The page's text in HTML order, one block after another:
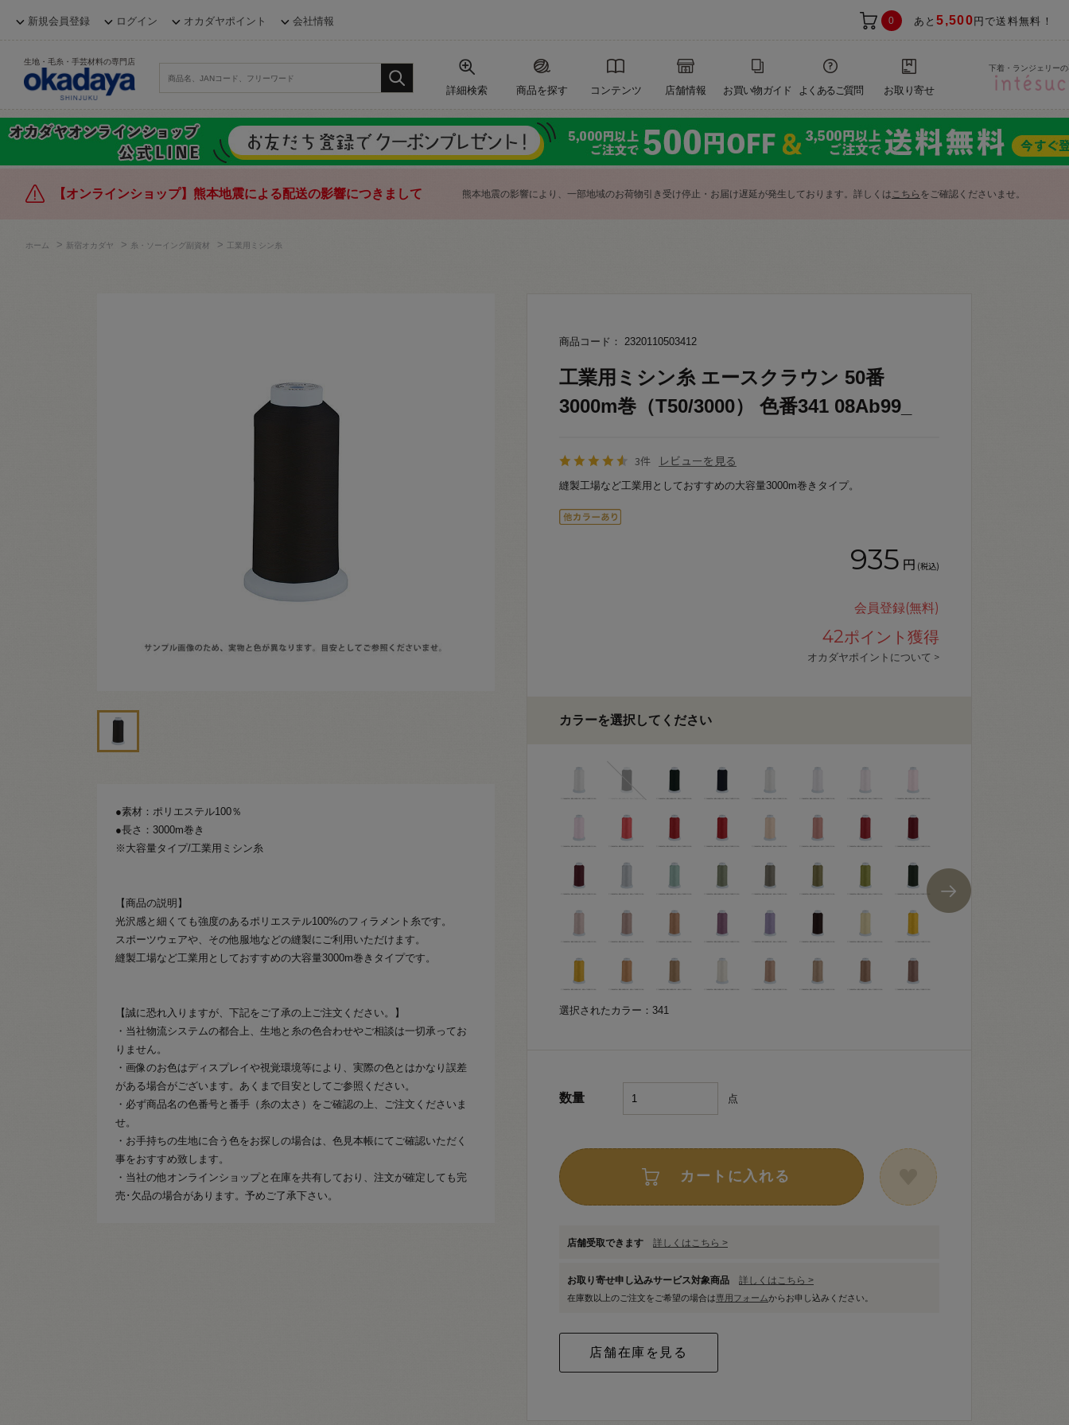
新規会員登録 ログイン オカダヤポイント 会社情報 0 あと5,500 円で送料無料！
生地・毛糸・手芸材料の専門店
詳細検索 商品を探す コンテンツ 店舗情報 お買い物ガイド よくあるご質問 お取り寄せ
下着・ランジェリー
【オンラインショップ】熊本地震による配送の影響につきまして 熊本地震の影響により、一部地域のお荷物引き受け停止・お届け遅延が発生しております。詳しくはこちら をご確認くださいませ。
ホーム > 新宿オカダヤ > 糸・ソーイング副資材 > 工業用ミシン糸
●素材：ポリエステル100％
●長さ：3000m巻き
※大容量タイプ/工業用ミシン糸
【商品の説明】
光沢感と細くても強度のあるポリエステル100%のフィラメント糸です。
スポーツウェアや、その他服地などの縫製にご利用いただけます。
縫製工場など工業用としておすすめの大容量3000m巻きタイプです。
【誠に恐れ入りますが、下記をご了承の上ご注文ください。】
・当社物流システムの都合上、生地と糸の色合わせやご相談は一切承ってお
りません。
・画像のお色はディスプレイや視覚環境等により、実際の色とはかなり誤差
がある場合がございます。あくまで目安としてご参照ください。
・必ず商品名の色番号と番手（糸の太さ）をご確認の上、ご注文くださいま
せ。
・お手持ちの生地に合う色をお探しの場合は、色見本帳にてご確認いただく
事をおすすめ致します。
・当社の他オンラインショップと在庫を共有しており、注文が確定しても完
売･欠品の場合があります。予めご了承下さい。
商品コード： 2320110503412
工業用ミシン糸 エースクラウン 50番
3000m巻（T50/3000） 色番341 08Ab99_
3件 レビューを見る
縫製工場など工業用としておすすめの大容量3000m巻きタイプ。
935 円 (税込)
会員登録(無料)
42ポイント獲得
オカダヤポイントについて >
カラーを選択してください
選択されたカラー：341
数量 点
カートに入れる
店舗受取できます 詳しくはこちら >
お取り寄せ申し込みサービス対象商品 詳しくはこちら >
在庫数以上のご注文をご希望の場合は専用フォームからお申し込みください。